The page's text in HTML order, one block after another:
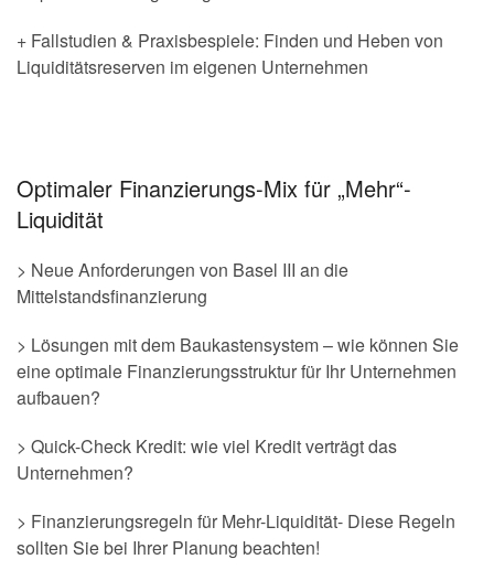
+ Fallstudien & Praxisbespiele: Finden und Heben von
Liquiditätsreserven im eigenen Unternehmen
Optimaler Finanzierungs-Mix für „Mehr“-
Liquidität
> Neue Anforderungen von Basel III an die
Mittelstandsfinanzierung
> Lösungen mit dem Baukastensystem – wie können Sie
eine optimale Finanzierungsstruktur für Ihr Unternehmen
aufbauen?
> Quick-Check Kredit: wie viel Kredit verträgt das
Unternehmen?
> Finanzierungsregeln für Mehr-Liquidität- Diese Regeln
sollten Sie bei Ihrer Planung beachten!